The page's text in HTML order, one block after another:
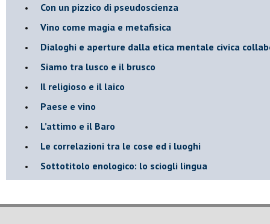
Con un pizzico di pseudoscienza
​Vino come magia e metafisica
Dialoghi e aperture dalla etica mentale civica
Siamo tra lusco e il brusco
Il religioso e il laico
​Paese e vino
L’attimo e il Baro
Le correlazioni tra le cose ed i luoghi
​Sottotitolo enologico: lo sciogli lingua